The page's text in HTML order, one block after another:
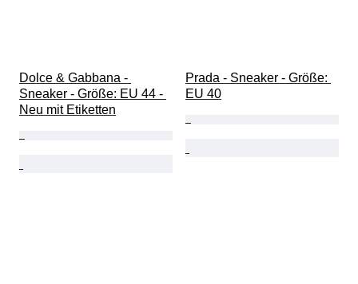
Dolce & Gabbana -
Sneaker - Größe: EU 44 -
Neu mit Etiketten
Prada - Sneaker - Größe:
EU 40